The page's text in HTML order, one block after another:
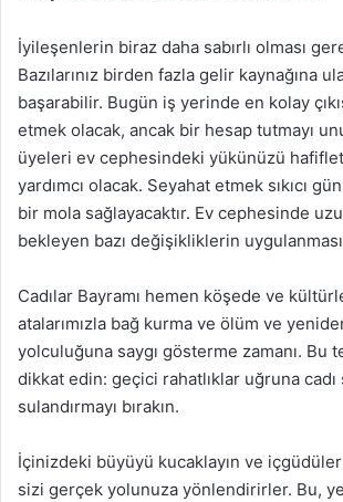
İyileşenlerin biraz daha sabırlı olması
Bazılarınız birden fazla gelir kaynağına
başarabilir. Bugün iş yerinde en kolay
etmek olacak, ancak bir hesap tutmayı
üyeleri ev cephesindeki yükünüzü
yardımcı olacak. Seyahat etmek sıkıcı
bir mola sağlayacaktır. Ev cephesinde
bekleyen bazı değişikliklerin
Cadılar Bayramı hemen köşede ve
atalarımızla bağ kurma ve ölüm ve
yolculuğuna saygı gösterme zamanı. Bu
dikkat edin: geçici rahatlıklar uğruna
sulandırmayı bırakın.
İçinizdeki büyüyü kucaklayın ve
sizi gerçek yolunuza yönlendirirler. Bu,